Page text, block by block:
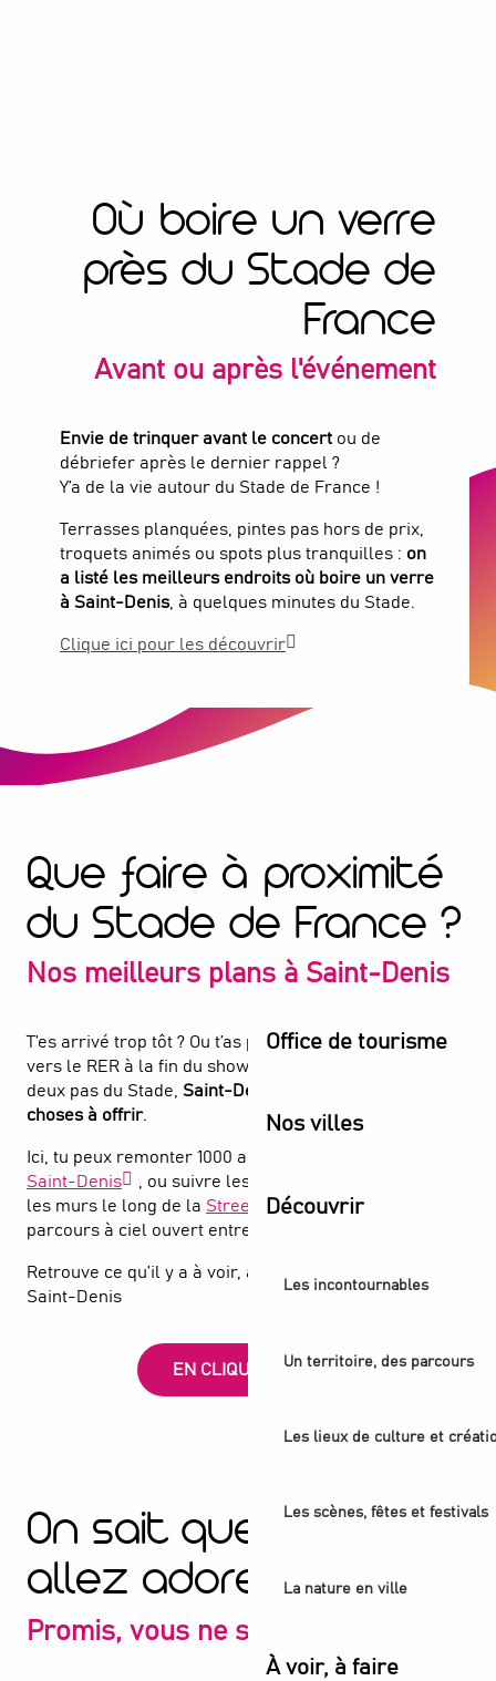
Office de tourisme
Nos villes
Découvrir
Les incontournables
Un territoire, des parcours
Les lieux de culture et
Les scènes, fêtes et festivals
La nature en ville
À voir, à faire
Où boire un verre
près du Stade de
France
Avant ou après l'événement
Envie de trinquer avant le concert ou de
débriefer après le dernier rappel ?
Y’a de la vie autour du Stade de France !
Terrasses planquées, pintes pas hors de prix,
troquets animés ou spots plus tranquilles : on
a listé les meilleurs endroits où boire un verre
à Saint-Denis, à quelques minutes du Stade.
Clique ici pour les découvrir
Que faire à proximité
du Stade de France ?
Nos meilleurs plans à Saint-Denis
T’es arrivé trop tôt ? Ou t’as pas envie de suivre la foule
vers le RER à la fin du show ? Bonne idée. Parce qu’à
deux pas du Stade, Saint-Denis a énormément de
choses à offrir.
Ici, tu peux remonter 1000 ans d’histoire à la
Saint-Denis
, ou suivre les bombes de peinture sur
les murs le long de la Street Art Avenue
parcours à ciel ouvert entre art urbain et canal.
Retrouve ce qu’il y a à voir, à faire et à explorer à
Saint-Denis
EN CLIQUANT ICI
On sait que vous
allez adorer
Promis, vous ne serez pas déçu